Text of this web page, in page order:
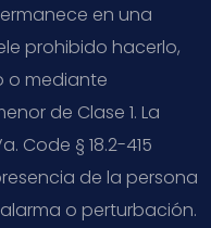
en una
prohibido hacerlo,
o mediante
de Clase 1. La
Code § 18.2-415
de la persona
o perturbación.